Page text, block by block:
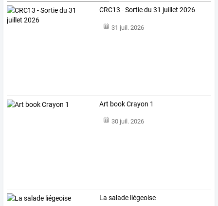
CRC13 - Sortie du 31 juillet 2026
31 juil. 2026
Art book Crayon 1
30 juil. 2026
La salade liégeoise